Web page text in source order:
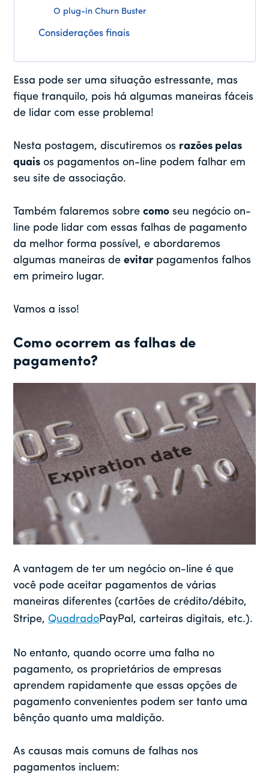
O plug-in Churn Buster
Considerações finais
Essa pode ser uma situação estressante, mas
fique tranquilo, pois há algumas maneiras fáceis
de lidar com esse problema!
Nesta postagem, discutiremos os razões pelas
quais os pagamentos on-line podem falhar em
seu site de associação.
Também falaremos sobrecomo seu negócio on-
line pode lidar com essas falhas de pagamento
da melhor forma possível, e abordaremos
algumas maneiras deevitar pagamentos falhos
em primeiro lugar.
Vamos a isso!
Como ocorrem as falhas de
pagamento?
A vantagem de ter um negócio on-line é que
você pode aceitar pagamentos de várias
maneiras diferentes (cartões de crédito/débito,
Stripe, QuadradoPayPal, carteiras digitais, etc.).
No entanto, quando ocorre uma falha no
pagamento, os proprietários de empresas
aprendem rapidamente que essas opções de
pagamento convenientes podem ser tanto uma
bênção quanto uma maldição.
As causas mais comuns de falhas nos
pagamentos incluem: